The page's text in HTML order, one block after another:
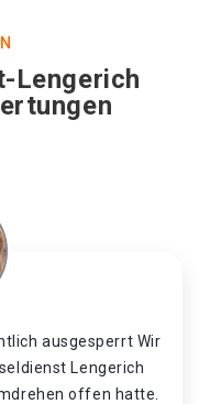
Lengerich
ausgesperrt Wir
Lengerich
offen hatte.